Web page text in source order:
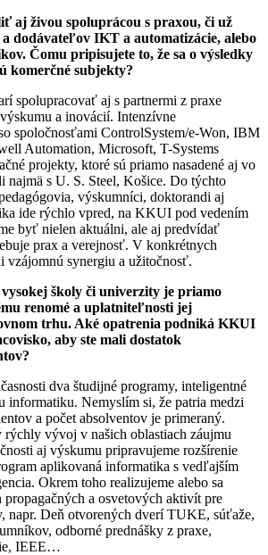
aj živou spoluprácou s praxou, či už
dodávateľov IKT a automatizácie, alebo
Čomu pripisujete to, že sa o výsledky
komerčné subjekty?
spolupracovať aj s partnermi z praxe
a inovácií. Intenzívne
spoločnosťami ControlSystem/e-Won, IBM
Automation, Microsoft, T-Systems
projekty, ktoré sú priamo nasadené aj vo
najmä s U. S. Steel, Košice. Do týchto
výskumníci, doktorandi aj
ide rýchlo vpred, na KKUI pod vedením
byť nielen aktuálni, ale aj predvídať
prax a verejnosť. V konkrétnych
vzájomnú synergiu a užitočnosť.
školy či univerzity je priamo
renomé a uplatniteľnosti jej
trhu. Aké opatrenia podniká KKUI
aby ste mali dostatok
dva študijné programy, inteligentné
informatiku. Nemyslím si, že patria medzi
a počet absolventov je primeraný.
vývoj v našich oblastiach záujmu
aj výskumu pripravujeme rozšírenie
aplikovaná informatika s vedľajším
Okrem toho realizujeme alebo sa
propagačných a osvetových aktivít pre
napr. Deň otvorených dverí TUKE, súťaže,
odborné prednášky z praxe,
IEEE…